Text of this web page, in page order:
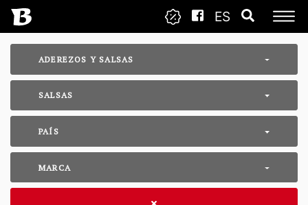
ES
ADEREZOS Y SALSAS
SALSAS
PAÍS
MARCA